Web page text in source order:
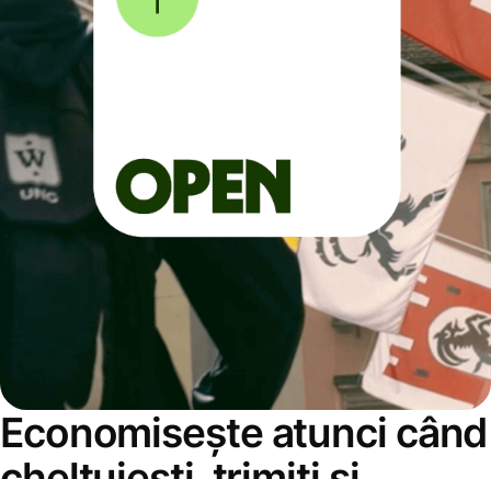
Economisește atunci când